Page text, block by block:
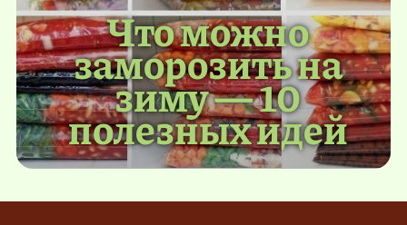
Что можно
заморозить на
зиму — 10
полезных идей